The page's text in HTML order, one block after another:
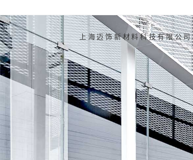
to
content
上海迈饰新材料科技有限公司